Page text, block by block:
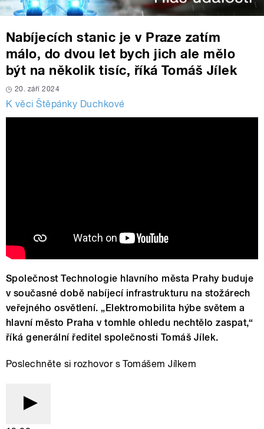
Nabíjecích stanic je v Praze zatím
málo, do dvou let bych jich ale mělo
být na několik tisíc, říká Tomáš Jílek
20. září 2024
K věci Štěpánky Duchkové
Společnost Technologie hlavního města Prahy buduje
v současné době nabíjecí infrastrukturu na stožárech
veřejného osvětlení. „Elektromobilita hýbe světem a
hlavní město Praha v tomhle ohledu nechtělo zaspat,“
říká generální ředitel společnosti Tomáš Jílek.
Poslechněte si rozhovor s Tomášem Jílkem